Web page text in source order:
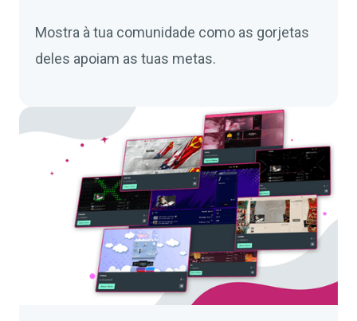
Mostra à tua comunidade como as gorjetas
deles apoiam as tuas metas.